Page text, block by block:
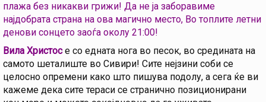
плажа без никакви грижи! Да не ja заборавиме
најдобрата страна на ова магично место, Во топлите летни
денови сонцето заоѓа околу 21:00!
Вила Христосе со едната нога во песок, во средината на
самото шеталиште во Сивири! Сите нејзини соби се
целосно опремени како што пишува подолу, а сега ќе ви
кажеме дека сите тераси се странично позиционирани